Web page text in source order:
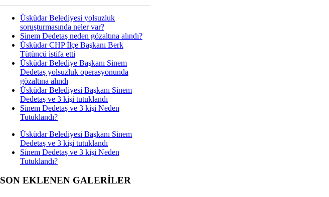
Üsküdar Belediyesi yolsuzluk
soruşturmasında neler var?
Sinem Dedetaş neden gözaltına alındı?
Üsküdar CHP İlçe Başkanı Berk
Tütüncü istifa etti
Üsküdar Belediye Başkanı Sinem
Dedetaş yolsuzluk operasyonunda
gözaltına alındı
Üsküdar Belediyesi Başkanı Sinem
Dedetaş ve 3 kişi tutuklandı
Sinem Dedetaş ve 3 kişi Neden
Tutuklandı?
Üsküdar Belediyesi Başkanı Sinem
Dedetaş ve 3 kişi tutuklandı
Sinem Dedetaş ve 3 kişi Neden
Tutuklandı?
SON EKLENEN GALERİLER